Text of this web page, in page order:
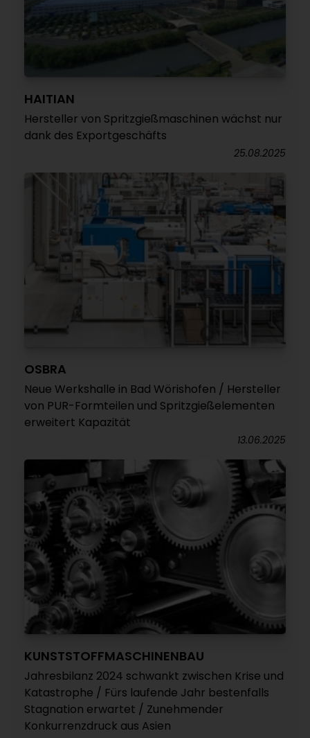
HAITIAN
Hersteller von Spritzgießmaschinen wächst nur
dank des Exportgeschäfts
25.08.2025
OSBRA
Neue Werkshalle in Bad Wörishofen / Hersteller
von PUR-Formteilen und Spritzgießelementen
erweitert Kapazität
13.06.2025
KUNSTSTOFFMASCHINENBAU
Jahresbilanz 2024 schwankt zwischen Krise und
Katastrophe / Fürs laufende Jahr bestenfalls
Stagnation erwartet / Zunehmender
Konkurrenzdruck aus Asien